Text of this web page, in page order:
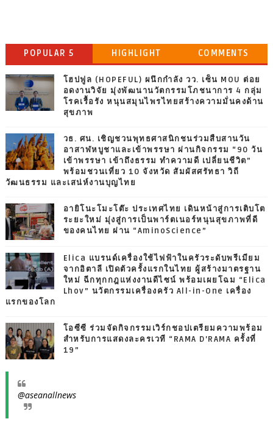
POPULAR 5 HIGHLIGHT COMMENTS
โฮปฟูล (HOPEFUL) ผนึกกำลัง วว. เซ็น MOU ต่อย
อดงานวิจัย มุ่งพัฒนานวัตกรรมโภชนาการ 4 กลุ่ม
โรคเรื้อรัง หนุนสมุนไพรไทยสร้างความมั่นคงด้าน
สุขภาพ
วธ. ศน. เชิญชวนพุทธศาสนิกชนร่วมสืบสานวัน
อาสาฬหบูชาและเข้าพรรษา ผ่านกิจกรรม “90 วัน
เข้าพรรษา เข้าถึงธรรม ทำความดี เปลี่ยนชีวิต”
พร้อมชวนเที่ยว 10 จังหวัด สัมผัสศรัทธา วิถี
วัฒนธรรม และเสน่ห์งานบุญไทย
อายิโนะโมะโต๊ะ ประเทศไทย เดินหน้าสู่การเติบโต
ระยะใหม่ มุ่งสู่การเป็นพาร์ตเนอร์หนุนสุขภาพที่ดี
ของคนไทย ผ่าน “AminoScience”
Elica แบรนด์เครื่องใช้ไฟฟ้าในครัวระดับพรีเมียม
จากอิตาลี เปิดตัวครั้งแรกในไทย ผู้สร้างมาตรฐาน
ใหม่ ฉีกทุกกฎแห่งงานดีไซน์ พร้อมเผยโฉม “Elica
Lhov” นวัตกรรมเครื่องครัว All-in-One เครื่อง
แรกของโลก
โอซีซี ร่วมจัดกิจกรรมเวิร์กชอปเตรียมความพร้อม
สำหรับการแสดงละครเวที “RAMA D’RAMA ครั้งที่
19”
@aseanallnews